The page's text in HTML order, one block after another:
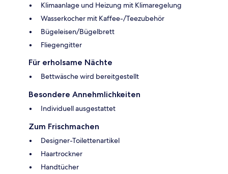
Klimaanlage und Heizung mit Klimaregelung
Wasserkocher mit Kaffee-/Teezubehör
Bügeleisen/Bügelbrett
Fliegengitter
Für erholsame Nächte
Bettwäsche wird bereitgestellt
Besondere Annehmlichkeiten
Individuell ausgestattet
Zum Frischmachen
Designer-Toilettenartikel
Haartrockner
Handtücher